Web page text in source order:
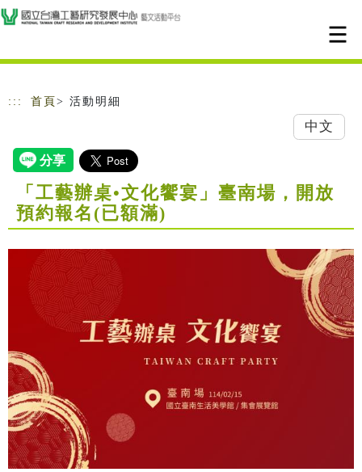
跳到主要內容
網站導覽
::: 首頁 > 活動明細
中文
「工藝辦桌•文化饗宴」臺南場，開放
預約報名(已額滿)